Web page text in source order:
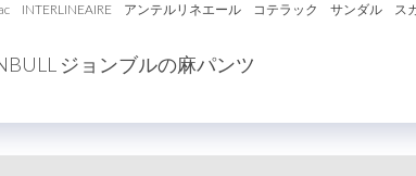
INTERLINEAIRE アンテルリネエール コテラック サンダル ス
ジョンブルの麻パンツ